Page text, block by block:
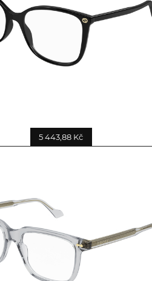
5 443,88 Kč